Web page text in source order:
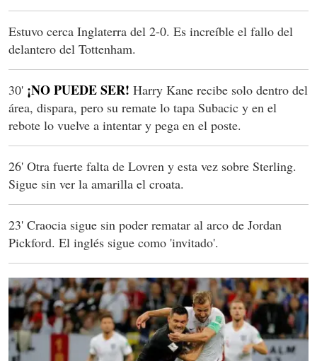
Estuvo cerca Inglaterra del 2-0. Es increíble el fallo del
delantero del Tottenham.
30' ¡NO PUEDE SER! Harry Kane recibe solo dentro del
área, dispara, pero su remate lo tapa Subacic y en el
rebote lo vuelve a intentar y pega en el poste.
26' Otra fuerte falta de Lovren y esta vez sobre Sterling.
Sigue sin ver la amarilla el croata.
23' Craocia sigue sin poder rematar al arco de Jordan
Pickford. El inglés sigue como 'invitado'.